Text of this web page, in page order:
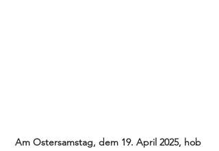
Am Ostersamstag, dem 19. April 2025, hob